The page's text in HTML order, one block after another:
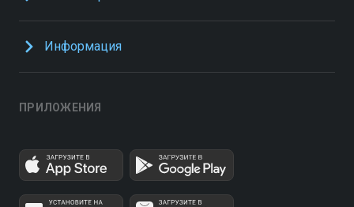
Информация
ПРИЛОЖЕНИЯ